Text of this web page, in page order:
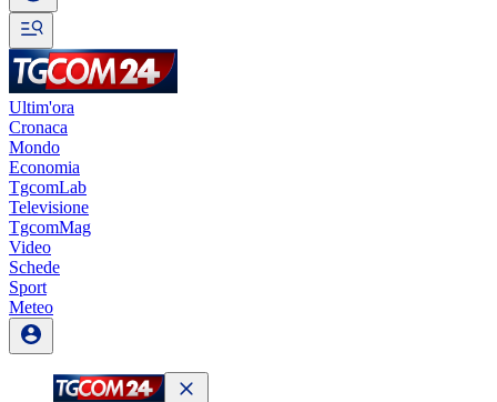
Ultim'ora
Cronaca
Mondo
Economia
TgcomLab
Televisione
TgcomMag
Video
Schede
Sport
Meteo